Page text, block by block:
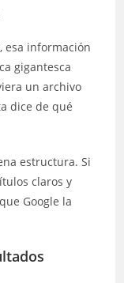
esa información
gigantesca
un archivo
dice de qué
estructura. Si
claros y
Google la